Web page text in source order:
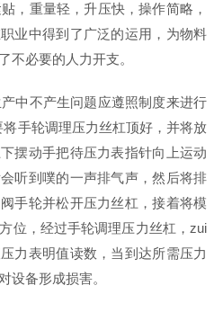
，重量轻，升压快，操作简略，
业中得到了广泛的运用，为物料
不必要的人力开支。
中不产生问题应遵照制度来进行
手轮调理压力丝杠顶好，并将放
摆动手把待压力表指针向上运动
听到噗的一声排气声，然后将排
手轮并松开压力丝杠，接着将模
位，经过手轮调理压力丝杠，zui
力表明值读数，当到达所需压力
设备形成损害。